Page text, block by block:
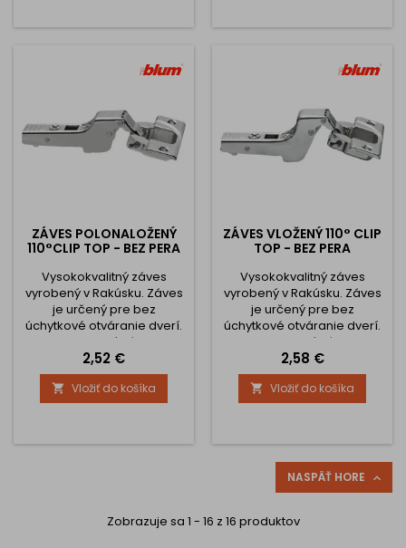
demontáž dvierok na
demontáž dvierok na
ZÁVES POLONALOŽENÝ
110°CLIP TOP - BEZ PERA
Vysokokvalitný záves
vyrobený v Rakúsku. Záves
je určený pre bez
úchytkové otváranie dverí.
Celokovový záves,
poniklovaný Nastavenia
čela v troch smeroch
Komfortné nastavenie
hĺbky pomocou
demontáž dvierok na
Cena
2,52 €
 Vložiť do košíka
ZÁVES VLOŽENÝ 110° CLIP
TOP - BEZ PERA
Vysokokvalitný záves
vyrobený v Rakúsku. Záves
je určený pre bez
úchytkové otváranie dverí.
Celokovový záves,
poniklovaný Nastavenia
čela v troch smeroch
Komfortné nastavenie
hĺbky pomocou
demontáž dvierok na
náradia Bez zatváracej
automatiky
Cena
2,58 €
 Vložiť do košíka
NASPÄŤ HORE 
Zobrazuje sa 1 - 16 z 16 produktov